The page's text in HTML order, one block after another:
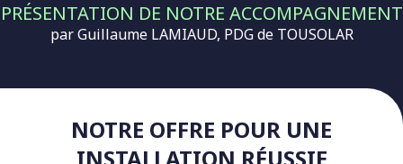
PRÉSENTATION DE NOTRE ACCOMPAGNEMENT
par Guillaume LAMIAUD, PDG de TOUSOLAR
NOTRE OFFRE POUR UNE